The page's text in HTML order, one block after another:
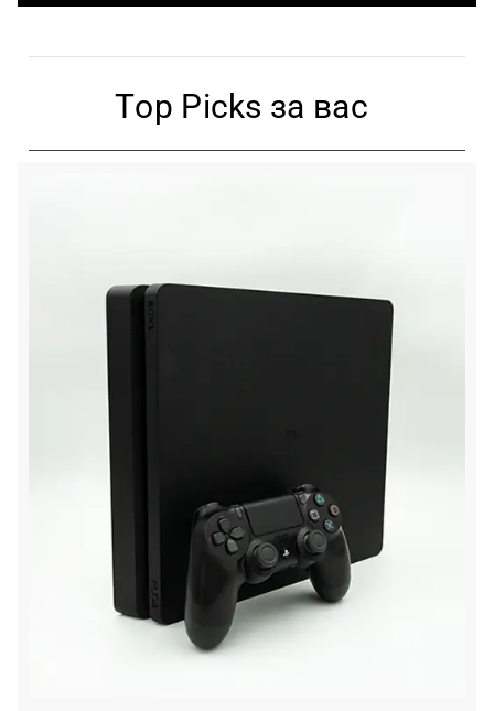
Тop Picks за вас